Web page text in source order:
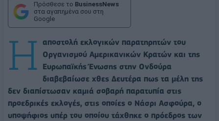
Πρόσθεσε το BusinessNews
στα αγαπημένα σου στη
Google
Η
αποστολή εκλογικών παρατηρητών του
Οργανισμού Αμερικανικών Κρατών και της
Ευρωπαϊκής Ένωσης στην Ονδούρα
διαβεβαίωσε χθες Δευτέρα πως τα μέλη της
δεν διαπίστωσαν καμιά σοβαρή παρατυπία στις
προεδρικές εκλογές, στις οποίες ο Νάσρι Ασφούρα, ο
υποψήφιος υπέρ του οποίου τάχθηκε ο πρόεδρος των